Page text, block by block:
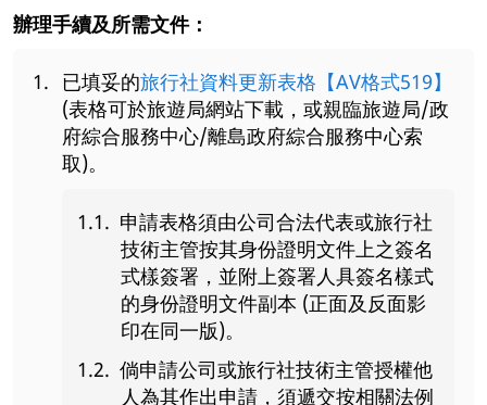
辦理手續及所需文件：
已填妥的旅行社資料更新表格【AV格式519】
(表格可於旅遊局網站下載，或親臨旅遊局/政
府綜合服務中心/離島政府綜合服務中心索
取)。
申請表格須由公司合法代表或旅行社
技術主管按其身份證明文件上之簽名
式樣簽署，並附上簽署人具簽名樣式
的身份證明文件副本 (正面及反面影
印在同一版)。
倘申請公司或旅行社技術主管授權他
人為其作出申請，須遞交按相關法例